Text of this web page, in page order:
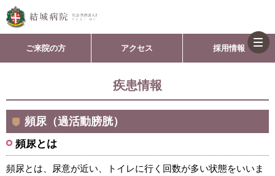
ご来院の方 アクセス 採用情報
疾患情報
頻尿（過活動膀胱）
頻尿とは
頻尿とは、尿意が近い、トイレに行く回数が多い状態をいいま